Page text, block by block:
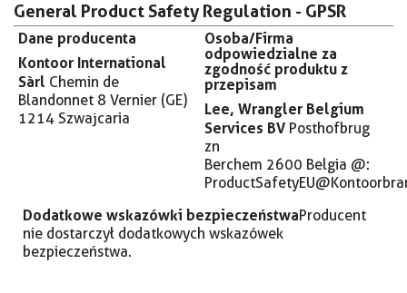
General Product Safety Regulation - GPSR
Dane producenta
Kontoor International
Sàrl Chemin de
Blandonnet 8 Vernier (GE)
1214 Szwajcaria
Osoba/Firma
odpowiedzialne za
zgodność produktu z
przepisam
Lee, Wrangler Belgium
Services BVPosthofbrug
zn
Berchem 2600 Belgia @:
Dodatkowe wskazówki bezpieczeństwaProducent
nie dostarczył dodatkowych wskazówek
bezpieczeństwa.